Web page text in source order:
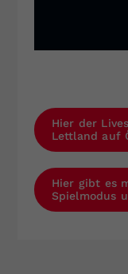
Hier der
Lettland auf
Hier gibt es
Spielmodus